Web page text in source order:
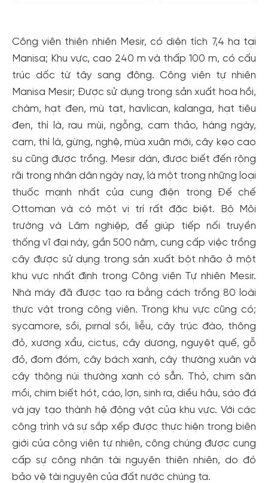
Công viên thiên nhiên Mesir, có diện tích 7,4 ha tại
Manisa; Khu vực, cao 240 m và thấp 100 m, có cấu
trúc dốc từ tây sang đông. Công viên tự nhiên
Manisa Mesir; Được sử dụng trong sản xuất hoa hồi,
chàm, hạt đen, mù tạt, havlican, kalanga, hạt tiêu
đen, thì là, rau mùi, ngỗng, cam thảo, hàng ngày,
cam, thì là, gừng, nghệ, mùa xuân mới, cây kẹo cao
su cũng được trồng. Mesir dán, được biết đến rộng
rãi trong nhân dân ngày nay, là một trong những loại
thuốc mạnh nhất của cung điện trong Đế chế
Ottoman và có một vị trí rất đặc biệt. Bộ Môi
trường và Lâm nghiệp, để giúp tiếp nối truyền
thống vĩ đại này, gần 500 năm, cung cấp việc trồng
cây được sử dụng trong sản xuất bột nhão ở một
khu vực nhất định trong Công viên Tự nhiên Mesir.
Nhà máy đã được tạo ra bằng cách trồng 80 loài
thực vật trong công viên. Trong khu vực cũng có;
sycamore, sồi, pırnal sồi, liễu, cây trúc đào, thông
đỏ, xương xẩu, cictus, cây dương, nguyệt quế, gỗ
đỏ, đom đóm, cây bách xanh, cây thường xuân và
cây thông núi thường xanh có sẵn. Thỏ, chim săn
mồi, chim biết hót, cáo, lợn, sinh ra, diều hâu, sáo đá
và jay tạo thành hệ động vật của khu vực. Với các
công trình và sự sắp xếp được thực hiện trong biên
giới của công viên tự nhiên, công chúng được cung
cấp sự công nhận tài nguyên thiên nhiên, do đó
bảo vệ tài nguyên của đất nước chúng ta.
Tạo tài khoản nhanh - nhận nhiều ưu
đãi!
Tạo tài khoản để có thể nhận ngay các ưu đãi hấp dẫn
dành cho thành viên đến từ các đối tác của Gody.vn dành
cho cộng đồng.
Đăng ký
Hoặc đăng nhập bằng
Đăng nhập Facebook
Đăng nhập Google